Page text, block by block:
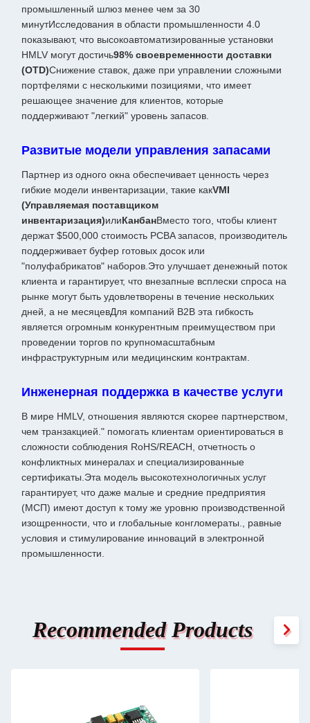
промышленный шлюз менее чем за 30
минутИсследования в области промышленности 4.0
показывают, что высокоавтоматизированные установки
HMLV могут достичь98% своевременности доставки
(OTD)Снижение ставок, даже при управлении сложными
портфелями с несколькими позициями, что имеет
решающее значение для клиентов, которые
поддерживают "легкий" уровень запасов.
Развитые модели управления запасами
Партнер из одного окна обеспечивает ценность через
гибкие модели инвентаризации, такие какVMI
(Управляемая поставщиком
инвентаризация)илиКанбанВместо того, чтобы клиент
держат $500,000 стоимость PCBA запасов, производитель
поддерживает буфер готовых досок или
"полуфабрикатов" наборов.Это улучшает денежный поток
клиента и гарантирует, что внезапные всплески спроса на
рынке могут быть удовлетворены в течение нескольких
дней, а не месяцевДля компаний B2B эта гибкость
является огромным конкурентным преимуществом при
проведении торгов по крупномасштабным
инфраструктурным или медицинским контрактам.
Инженерная поддержка в качестве услуги
В мире HMLV, отношения являются скорее партнерством,
чем транзакцией." помогать клиентам ориентироваться в
сложности соблюдения RoHS/REACH, отчетность о
конфликтных минералах и специализированные
сертификаты.Эта модель высокотехнологичных услуг
гарантирует, что даже малые и средние предприятия
(МСП) имеют доступ к тому же уровню производственной
изощренности, что и глобальные конгломераты., равные
условия и стимулирование инноваций в электронной
промышленности.
Recommended Products